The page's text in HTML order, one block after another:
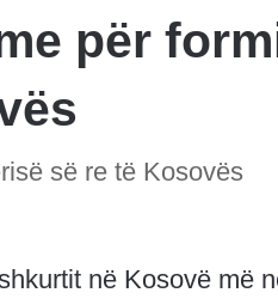
për
së re të Kosovës
në Kosovë më